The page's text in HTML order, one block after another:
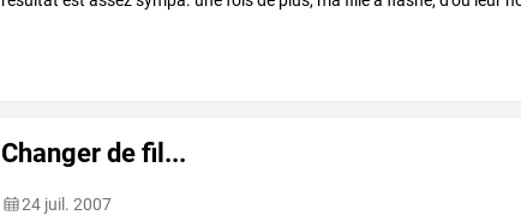
Changer de fil...
24 juil. 2007